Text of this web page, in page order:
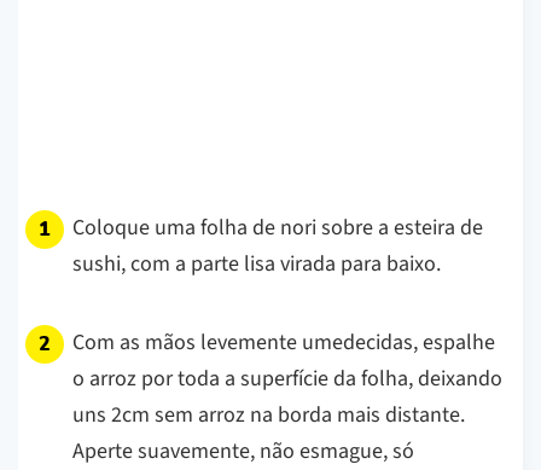
Coloque uma folha de nori sobre a esteira de
sushi, com a parte lisa virada para baixo.
Com as mãos levemente umedecidas, espalhe
o arroz por toda a superfície da folha, deixando
uns 2cm sem arroz na borda mais distante.
Aperte suavemente, não esmague, só